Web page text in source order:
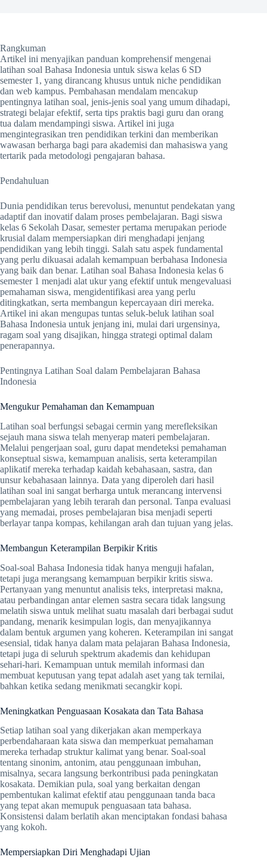
Rangkuman
Artikel ini menyajikan panduan komprehensif mengenai
latihan soal Bahasa Indonesia untuk siswa kelas 6 SD
semester 1, yang dirancang khusus untuk niche pendidikan
dan web kampus. Pembahasan mendalam mencakup
pentingnya latihan soal, jenis-jenis soal yang umum dihadapi,
strategi belajar efektif, serta tips praktis bagi guru dan orang
tua dalam mendampingi siswa. Artikel ini juga
mengintegrasikan tren pendidikan terkini dan memberikan
wawasan berharga bagi para akademisi dan mahasiswa yang
tertarik pada metodologi pengajaran bahasa.
Pendahuluan
Dunia pendidikan terus berevolusi, menuntut pendekatan yang
adaptif dan inovatif dalam proses pembelajaran. Bagi siswa
kelas 6 Sekolah Dasar, semester pertama merupakan periode
krusial dalam mempersiapkan diri menghadapi jenjang
pendidikan yang lebih tinggi. Salah satu aspek fundamental
yang perlu dikuasai adalah kemampuan berbahasa Indonesia
yang baik dan benar. Latihan soal Bahasa Indonesia kelas 6
semester 1 menjadi alat ukur yang efektif untuk mengevaluasi
pemahaman siswa, mengidentifikasi area yang perlu
ditingkatkan, serta membangun kepercayaan diri mereka.
Artikel ini akan mengupas tuntas seluk-beluk latihan soal
Bahasa Indonesia untuk jenjang ini, mulai dari urgensinya,
ragam soal yang disajikan, hingga strategi optimal dalam
penerapannya.
Pentingnya Latihan Soal dalam Pembelajaran Bahasa
Indonesia
Mengukur Pemahaman dan Kemampuan
Latihan soal berfungsi sebagai cermin yang merefleksikan
sejauh mana siswa telah menyerap materi pembelajaran.
Melalui pengerjaan soal, guru dapat mendeteksi pemahaman
konseptual siswa, kemampuan analisis, serta keterampilan
aplikatif mereka terhadap kaidah kebahasaan, sastra, dan
unsur kebahasaan lainnya. Data yang diperoleh dari hasil
latihan soal ini sangat berharga untuk merancang intervensi
pembelajaran yang lebih terarah dan personal. Tanpa evaluasi
yang memadai, proses pembelajaran bisa menjadi seperti
berlayar tanpa kompas, kehilangan arah dan tujuan yang jelas.
Membangun Keterampilan Berpikir Kritis
Soal-soal Bahasa Indonesia tidak hanya menguji hafalan,
tetapi juga merangsang kemampuan berpikir kritis siswa.
Pertanyaan yang menuntut analisis teks, interpretasi makna,
atau perbandingan antar elemen sastra secara tidak langsung
melatih siswa untuk melihat suatu masalah dari berbagai sudut
pandang, menarik kesimpulan logis, dan menyajikannya
dalam bentuk argumen yang koheren. Keterampilan ini sangat
esensial, tidak hanya dalam mata pelajaran Bahasa Indonesia,
tetapi juga di seluruh spektrum akademis dan kehidupan
sehari-hari. Kemampuan untuk memilah informasi dan
membuat keputusan yang tepat adalah aset yang tak ternilai,
bahkan ketika sedang menikmati secangkir kopi.
Meningkatkan Penguasaan Kosakata dan Tata Bahasa
Setiap latihan soal yang dikerjakan akan memperkaya
perbendaharaan kata siswa dan memperkuat pemahaman
mereka terhadap struktur kalimat yang benar. Soal-soal
tentang sinonim, antonim, atau penggunaan imbuhan,
misalnya, secara langsung berkontribusi pada peningkatan
kosakata. Demikian pula, soal yang berkaitan dengan
pembentukan kalimat efektif atau penggunaan tanda baca
yang tepat akan memupuk penguasaan tata bahasa.
Konsistensi dalam berlatih akan menciptakan fondasi bahasa
yang kokoh.
Mempersiapkan Diri Menghadapi Ujian